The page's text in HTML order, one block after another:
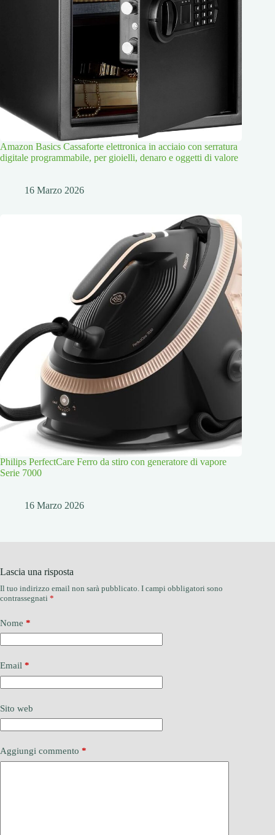
Amazon Basics Cassaforte elettronica in acciaio con serratura
digitale programmabile, per gioielli, denaro e oggetti di valore
16 Marzo 2026
Philips PerfectCare Ferro da stiro con generatore di vapore
Serie 7000
16 Marzo 2026
Lascia una risposta
Il tuo indirizzo email non sarà pubblicato. I campi obbligatori sono
contrassegnati *
Nome *
Email *
Sito web
Aggiungi commento *